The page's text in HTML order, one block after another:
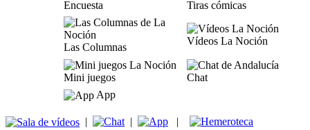
Encuesta Tiras cómicas
Las Columnas
Vídeos La Noción
Mini juegos
Chat
App
| | |